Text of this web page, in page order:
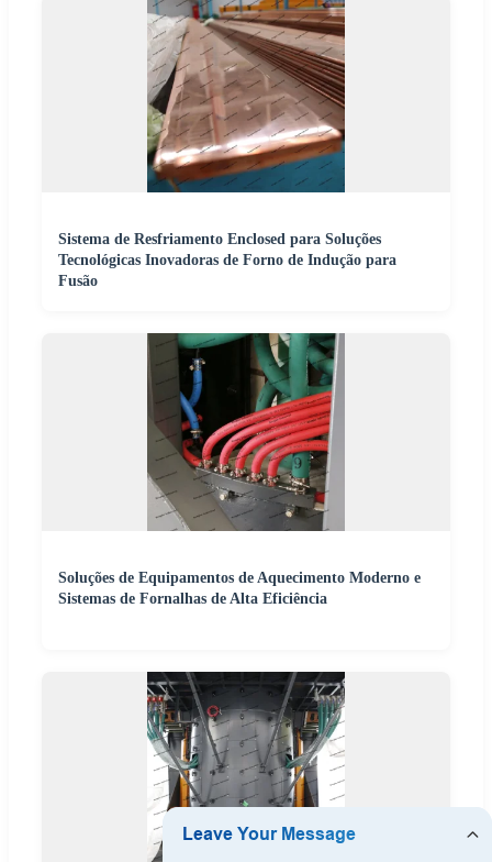
Sistema de Resfriamento Enclosed para Soluções
Tecnológicas Inovadoras de Forno de Indução para
Fusão
Soluções de Equipamentos de Aquecimento Moderno e
Sistemas de Fornalhas de Alta Eficiência